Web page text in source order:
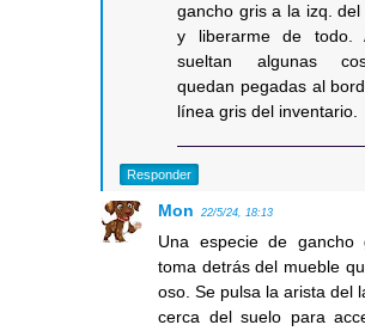
gancho gris a la izq. del
y liberarme de todo.
sueltan algunas
quedan pegadas al
línea gris del inventario.
Responder
Mon 22/5/24, 18:13
Una especie de gancho
toma detrás del mueble
oso. Se pulsa la arista del
cerca del suelo para